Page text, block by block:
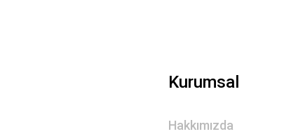
Kurumsal
Hakkımızda